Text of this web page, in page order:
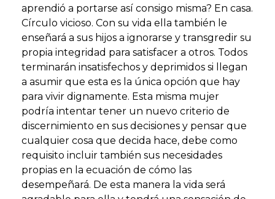
aprendió a portarse así consigo misma? En casa.
Círculo vicioso. Con su vida ella también le
enseñará a sus hijos a ignorarse y transgredir su
propia integridad para satisfacer a otros. Todos
terminarán insatisfechos y deprimidos si llegan
a asumir que esta es la única opción que hay
para vivir dignamente. Esta misma mujer
podría intentar tener un nuevo criterio de
discernimiento en sus decisiones y pensar que
cualquier cosa que decida hace, debe como
requisito incluir también sus necesidades
propias en la ecuación de cómo las
desempeñará. De esta manera la vida será